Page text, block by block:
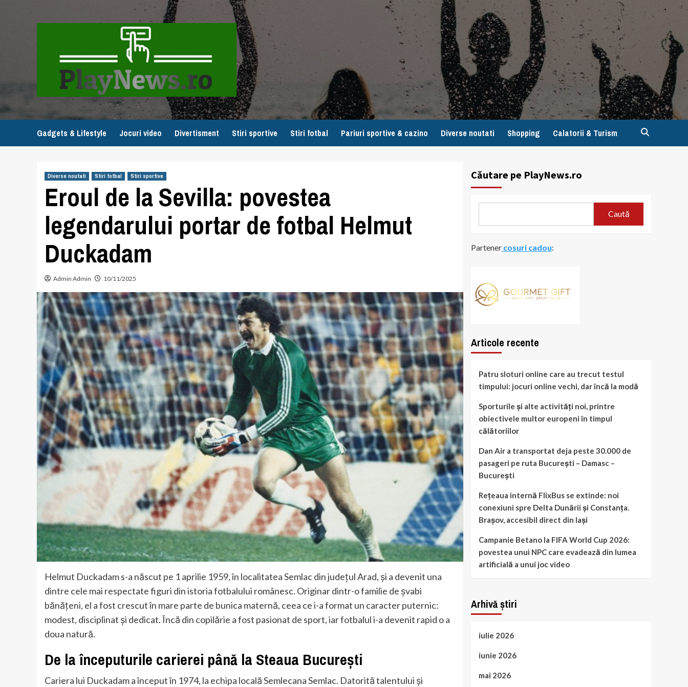
Gadgets & Lifestyle Jocuri video Divertisment Stiri sportive Stiri fotbal Pariuri sportive & cazino Diverse noutati Shopping Calatorii & Turism
Diverse noutati Stiri fotbal Stiri sportive
Eroul de la Sevilla: povestea
legendarului portar de fotbal Helmut
Duckadam
Admin Admin 10/11/2025
Helmut Duckadam s-a născut pe 1 aprilie 1959, în localitatea Semlac din județul Arad, și a devenit una
dintre cele mai respectate figuri din istoria fotbalului românesc. Originar dintr-o familie de șvabi
bănățeni, el a fost crescut în mare parte de bunica maternă, ceea ce i-a format un caracter puternic:
modest, disciplinat și dedicat. Încă din copilărie a fost pasionat de sport, iar fotbalul i-a devenit rapid o a
doua natură.
De la începuturile carierei până la Steaua București
Cariera lui Duckadam a început în 1974, la echipa locală Semlecana Semlac. Datorită talentului și
Căutare pe PlayNews.ro
Caută
Partenercosuri cadou:
Articole recente
Patru sloturi online care au trecut testul
timpului: jocuri online vechi, dar încă la modă
Sporturile și alte activități noi, printre
obiectivele multor europeni în timpul
călătoriilor
Dan Air a transportat deja peste 30.000 de
pasageri pe ruta București – Damasc –
București
Rețeaua internă FlixBus se extinde: noi
conexiuni spre Delta Dunării și Constanța.
Brașov, accesibil direct din Iași
Campanie Betano la FIFA World Cup 2026:
povestea unui NPC care evadează din lumea
artificială a unui joc video
Arhivă știri
iulie 2026
iunie 2026
mai 2026